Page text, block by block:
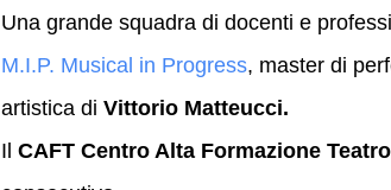
Una grande squadra di docenti e
M.I.P. Musical in Progress, master di
artistica di Vittorio Matteucci.
Il CAFT Centro Alta Formazione Teatro